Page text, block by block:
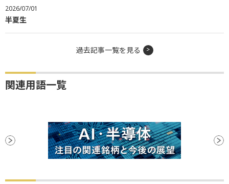
2026/07/01
半夏生
過去記事一覧を見る
関連用語一覧